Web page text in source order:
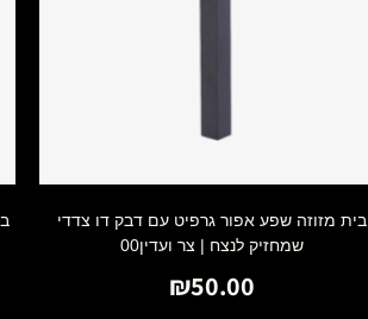
בית מזוזה שפע אפור גרפיט עם דבק דו צדדי
שמחזיק לנצח | צר ועדין00
₪50.00